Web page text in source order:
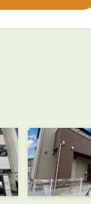
お問い合わせ